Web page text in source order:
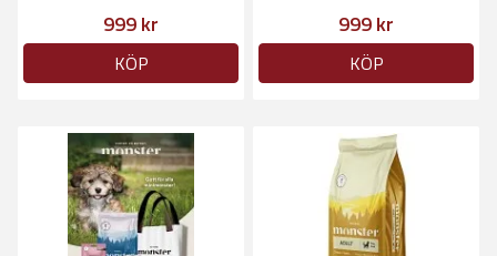
999 kr
KÖP
999 kr
KÖP